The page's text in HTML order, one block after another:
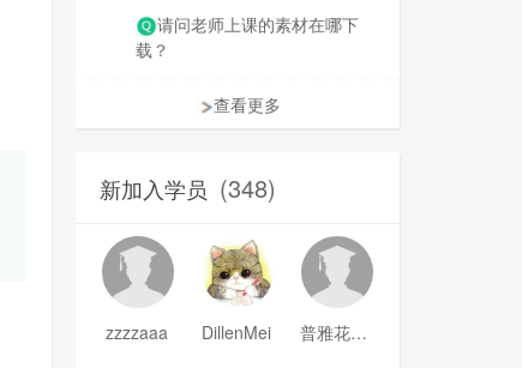
请问老师上课的素材在哪下
载？
查看更多
新加入学员 (348)
zzzzaaa DillenMei 普雅花qya